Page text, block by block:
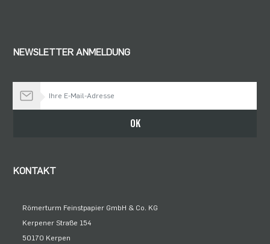
NEWSLETTER ANMELDUNG
OK
KONTAKT
Römerturm Feinstpapier GmbH & Co. KG
Kerpener Straße 154
50170 Kerpen